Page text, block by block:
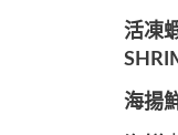
活凍
海揚